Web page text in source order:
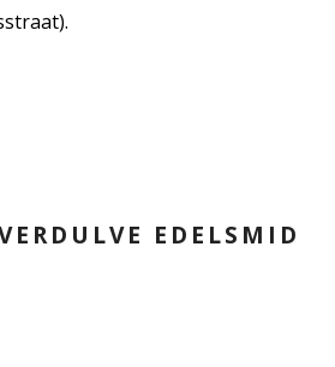
EDELSMID